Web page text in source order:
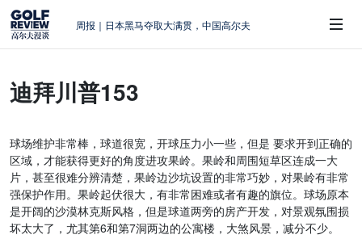
周报｜日本黑马夺取大满贯，中国高尔夫
AIG英国女子公开赛，一场大满贯的50年
蜕变
龙
查莉·赫尔：不断制造“麻烦”的流量明星
Menu
迪拜川普153
球场维护非常棒，球道很宽，开球压力小一些，但是 要求开到正确的
区域，才能获得更好的角度进攻果岭。果岭和周围短草区连成一大
片，甚至很难分辨清楚，果岭边沙坑设置的非常巧妙，对果岭有非常
强保护作用。果岭起伏很大，有非常困难或者有趣的旗位。球场原本
是开阔的沙漠林克斯风格，但是球道两旁的房产开发，对景观氛围损
坏太大了，尤其第6和第7洞两边的公寓楼，大煞风景，减分不少。